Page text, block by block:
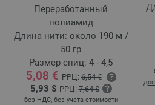
Переработанный
полиамид
Длина нити: около 190 м /
50 гр
Размер спиц: 4 - 4,5
5,08 € РРЦ:6,54 €
5,93 $ РРЦ:7,64 $
без НДС, без учета стоимости